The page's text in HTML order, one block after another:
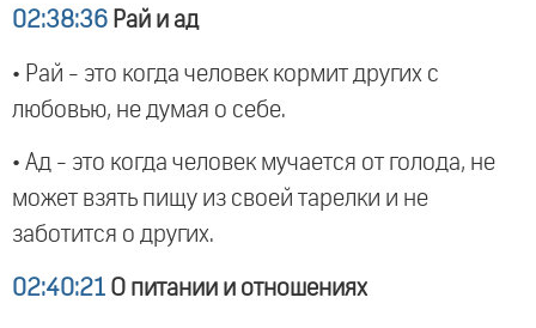
02:38:36 Рай и ад
• Рай - это когда человек кормит других с
любовью, не думая о себе.
• Ад - это когда человек мучается от голода, не
может взять пищу из своей тарелки и не
заботится о других.
02:40:21 О питании и отношениях